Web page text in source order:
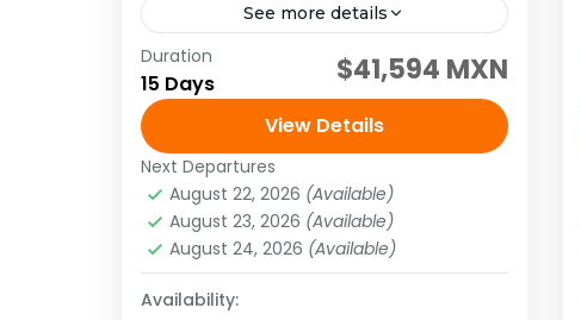
See more details
Tour grupal Tour guiado
Visitando: Lima, Paracas, Nasca,
Arequipa, Colca, Puno, Cusco, Valle
Sagrado y Machu Picchu Salidas:
Diarias (garantizadas con un mínimo
de dos personas adultas) hasta el...
América,Sudamérica
Media
1 Person
Duration
15 Days $41,594 MXN
View Details
Next Departures
August 22, 2026 (Available)
August 23, 2026 (Available)
August 24, 2026 (Available)
Availability: